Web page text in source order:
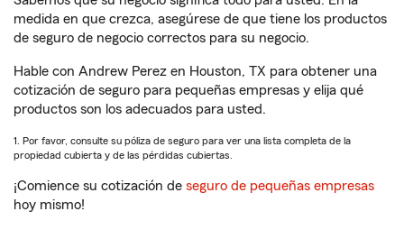
medida en que crezca, asegúrese de que tiene los productos
de seguro de negocio correctos para su negocio.
Hable con Andrew Perez en Houston, TX para obtener una
cotización de seguro para pequeñas empresas y elija qué
productos son los adecuados para usted.
1. Por favor, consulte su póliza de seguro para ver una lista completa de la
propiedad cubierta y de las pérdidas cubiertas.
¡Comience su cotización de seguro de pequeñas empresas
hoy mismo!